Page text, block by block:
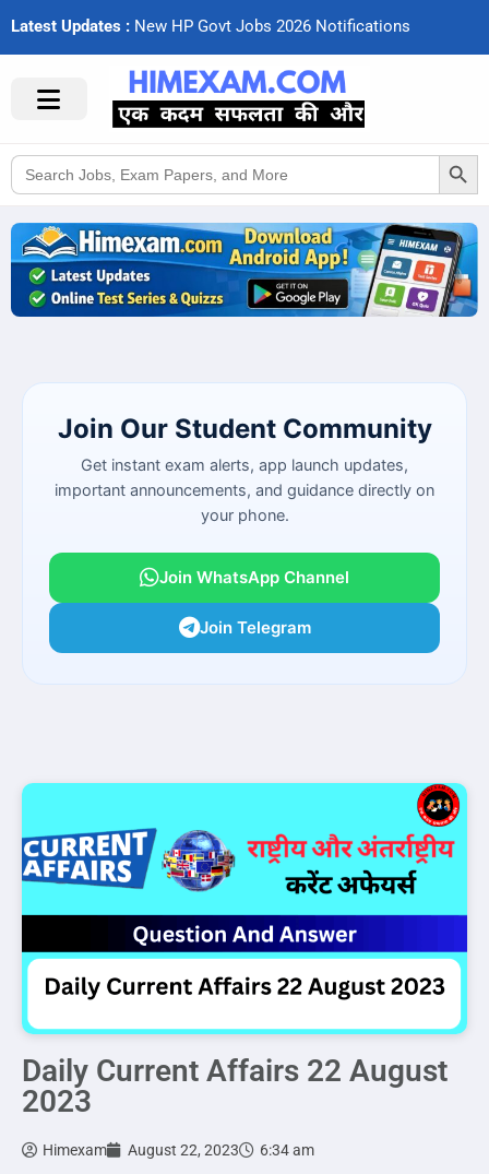
Latest Updates : New HP Govt Jobs 2026 Notifcations
Search
for:
Search Button
Join Our Student Community
Get instant exam alerts, app launch updates,
important announcements, and guidance directly on
your phone.
Join WhatsApp Channel
Join Telegram
Daily Current Affairs 22 August
2023
Himexam August 22, 2023 6:34 am